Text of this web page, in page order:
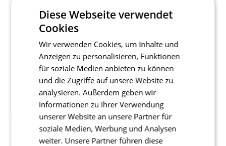
Diese Webseite verwendet
Cookies
Wir verwenden Cookies, um Inhalte und
Anzeigen zu personalisieren, Funktionen
für soziale Medien anbieten zu können
und die Zugriffe auf unsere Website zu
analysieren. Außerdem geben wir
Informationen zu Ihrer Verwendung
unserer Website an unsere Partner für
soziale Medien, Werbung und Analysen
weiter. Unsere Partner führen diese